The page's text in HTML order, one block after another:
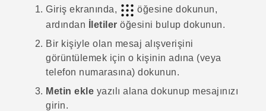
DESTEKGiriş ekranında,
öğesine dokunun,
ardından
İletiler öğesini bulup dokunun.
Bir kişiyle olan mesaj alışverişini
görüntülemek için o kişinin adına (veya
telefon numarasına) dokunun.
Metin ekle yazılı alana dokunup mesajınızı
girin.